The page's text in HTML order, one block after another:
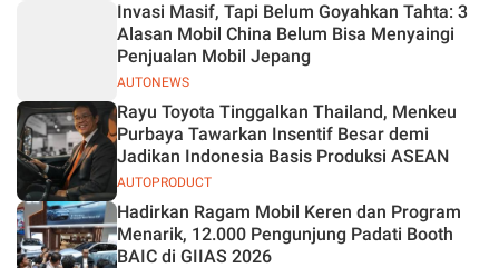
AUTONEWS
Invasi Masif, Tapi Belum Goyahkan Tahta: 3
Alasan Mobil China Belum Bisa Menyaingi
Penjualan Mobil Jepang
AUTOPRODUCT
Rayu Toyota Tinggalkan Thailand, Menkeu
Purbaya Tawarkan Insentif Besar demi
Jadikan Indonesia Basis Produksi ASEAN
Hadirkan Ragam Mobil Keren dan Program
Menarik, 12.000 Pengunjung Padati Booth
BAIC di GIIAS 2026